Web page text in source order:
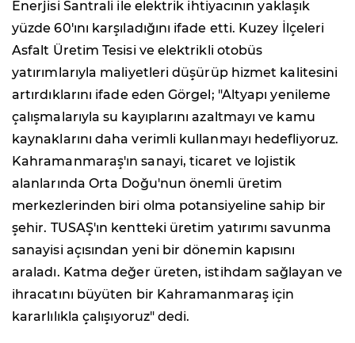
Enerjisi Santrali ile elektrik ihtiyacının yaklaşık
yüzde 60'ını karşıladığını ifade etti. Kuzey İlçeleri
Asfalt Üretim Tesisi ve elektrikli otobüs
yatırımlarıyla maliyetleri düşürüp hizmet kalitesini
artırdıklarını ifade eden Görgel; "Altyapı yenileme
çalışmalarıyla su kayıplarını azaltmayı ve kamu
kaynaklarını daha verimli kullanmayı hedefliyoruz.
Kahramanmaraş'ın sanayi, ticaret ve lojistik
alanlarında Orta Doğu'nun önemli üretim
merkezlerinden biri olma potansiyeline sahip bir
şehir. TUSAŞ'ın kentteki üretim yatırımı savunma
sanayisi açısından yeni bir dönemin kapısını
araladı. Katma değer üreten, istihdam sağlayan ve
ihracatını büyüten bir Kahramanmaraş için
kararlılıkla çalışıyoruz" dedi.